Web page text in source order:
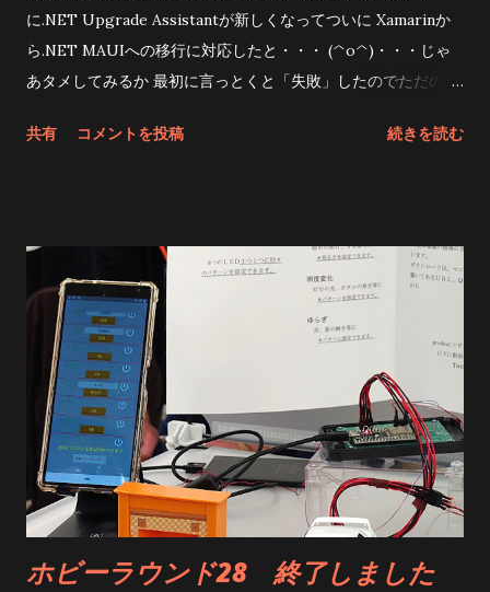
に.NET Upgrade Assistantが新しくなってついに Xamarinか
ら.NET MAUIへの移行に対応したと・・・ (^o^)・・・じゃ
あタメしてみるか 最初に言っとくと「失敗」したのでただの失
フィシャルのページはこちらその1(インストールについて)
ついて紹介します。 [ブログカード風リンクタグ作成] オフィ
シャルのページはこちらその2(コマンドの実行の仕方)
Windows フォーム アプリを .NET 6 にアップグレードする -
.NET Core .NET アップグレード アシスタントを使用して、既
存の .NET Framework Windows フォーム アプリを .NET 6 に
アップグレードします。 .NET アップグレード アシスタント
は、.NET Framework から .NET 6 にアプリを移行するときに
役立つ CLI ツールです。 [ブログカード風リンクタグ作成] ま
あ失敗するだけなんだけどね・・・ とりあえず昔BLEの練習用
に作ったソリューションでタメしてみた 1．まずはインストー
ル power shellを立ち上げて dotnet tool install -g upgrade-
共有 コメントを投稿 続きを読む
ホビーラウンド28 終了しました